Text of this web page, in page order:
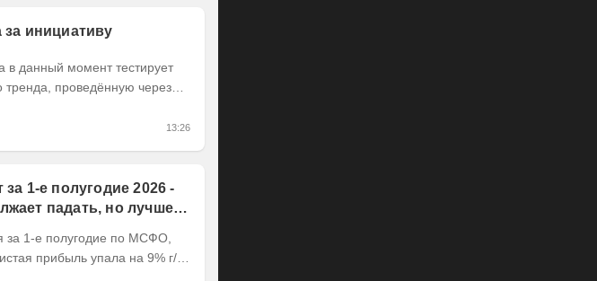
за инициативу
в данный момент тестирует
проведённую через
13:26
1-е полугодие 2026 -
падать, но лучшее
за 1-е полугодие по МСФО,
прибыль упала на 9% г/г